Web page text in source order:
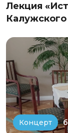
Лекция
Калужского
Концерт